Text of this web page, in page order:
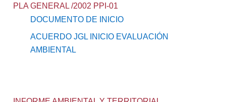
PLA GENERAL /2002 PPI-01
DOCUMENTO DE INICIO
ACUERDO JGL INICIO EVALUACIÓN
AMBIENTAL